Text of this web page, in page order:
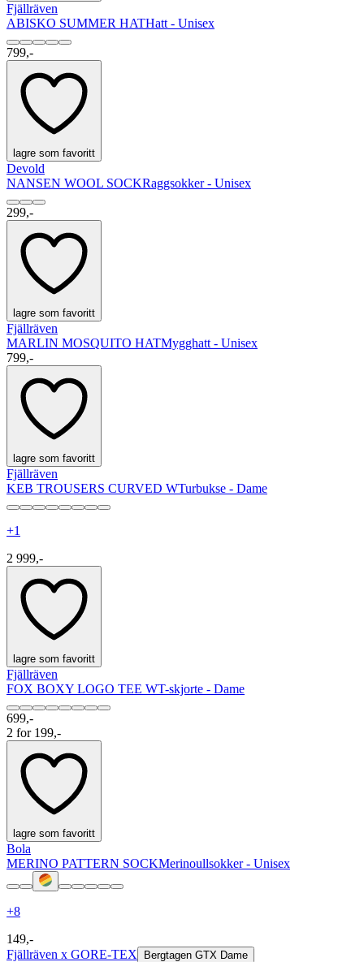
Fjällräven
ABISKO SUMMER HATHatt - Unisex
799,-
lagre som favoritt
Devold
NANSEN WOOL SOCKRaggsokker - Unisex
299,-
lagre som favoritt
Fjällräven
MARLIN MOSQUITO HATMygghatt - Unisex
799,-
lagre som favoritt
Fjällräven
KEB TROUSERS CURVED WTurbukse - Dame
+1
2 999,-
lagre som favoritt
Fjällräven
FOX BOXY LOGO TEE WT-skjorte - Dame
699,-
2 for 199,-
lagre som favoritt
Bola
MERINO PATTERN SOCKMerinoullsokker - Unisex
+8
149,-
Fjällräven x GORE-TEX
Bergtagen GTX Dame